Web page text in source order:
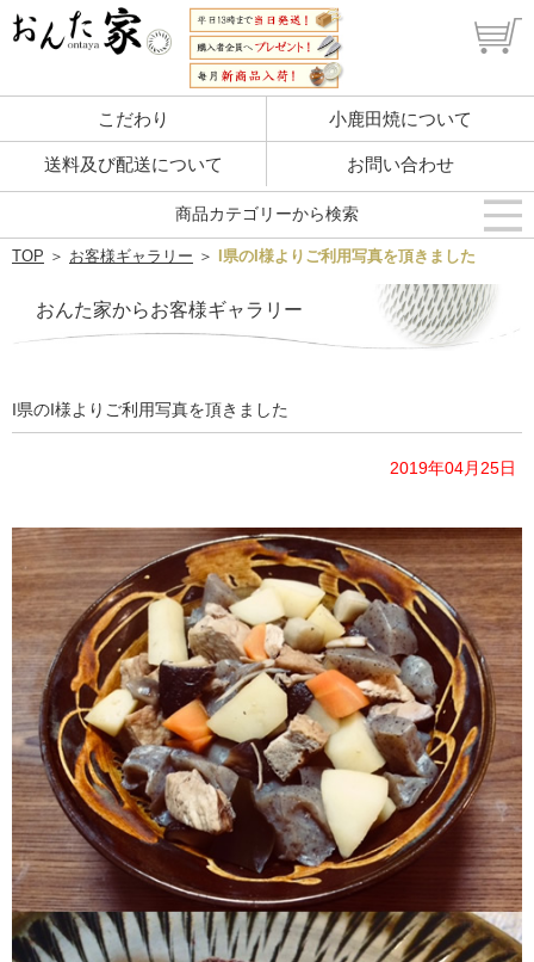
こだわり 小鹿田焼について
送料及び配送について お問い合わせ
TOP ＞ お客様ギャラリー ＞ I県のI様よりご利用写真を頂きました
おんた家からお客様ギャラリー
I県のI様よりご利用写真を頂きました
2019年04月25日
商品カテゴリーから検索